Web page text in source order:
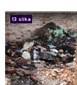
13 slika